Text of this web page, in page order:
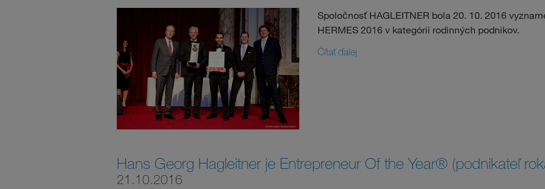
Spoločnosť HAGLEITNER bola 20. 10. 2016
HERMES 2016 v kategórii rodinných podnikov.
Čítať ďalej
Hans Georg Hagleitner je Entrepreneur Of the Year® (podnikateľ
21.10.2016